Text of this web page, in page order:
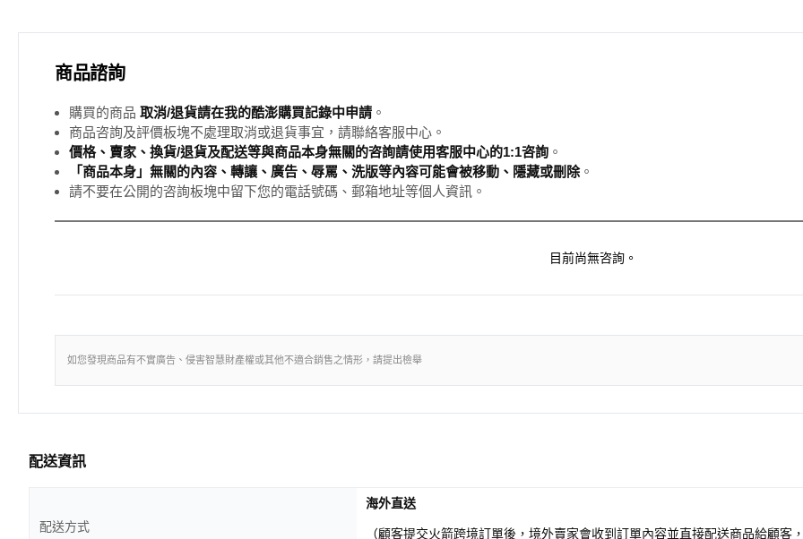
商品諮詢
購買的商品 取消/退貨請在我的酷澎購買記錄中申請 。
商品咨詢及評價板塊不處理取消或退貨事宜，請聯絡客服中心。
價格、賣家、換貨/退貨及配送等與商品本身無關的咨詢請使用客服中心的1:1咨詢 。
「商品本身」無關的內容、轉讓、廣告、辱罵、洗版等內容可能會被移動、隱藏或刪除。
請不要在公開的咨詢板塊中留下您的電話號碼、郵箱地址等個人資訊。
目前尚無咨詢。
如您發現商品有不實廣告、侵害智慧財產權或其他不適合銷售之情形，請提出檢舉
配送資訊
配送方式
海外直送
（顧客提交火箭跨境訂單後，境外賣家會收到訂單內容並直接配送商品給顧